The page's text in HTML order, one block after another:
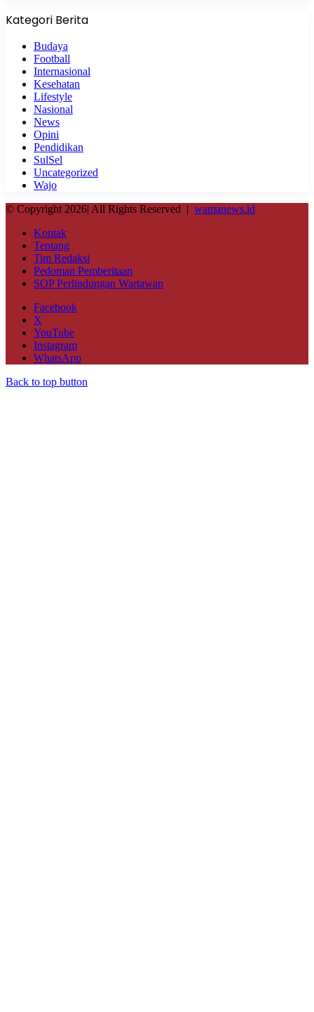
Kategori Berita
Budaya
Football
Internasional
Kesehatan
Lifestyle
Nasional
News
Opini
Pendidikan
SulSel
Uncategorized
Wajo
© Copyright 2026| All Rights Reserved | wamanews.id
Kontak
Tentang
Tim Redaksi
Pedoman Pemberitaan
SOP Perlindungan Wartawan
Facebook
X
YouTube
Instagram
WhatsApp
Back to top button